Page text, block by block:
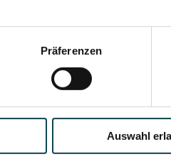
Präferenzen
Auswahl
Eine
wirkenden